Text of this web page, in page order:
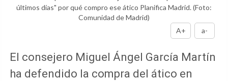
últimos días" por qué compro ese ático Planifica Madrid.(Foto:
Comunidad de Madrid)
A+
a-
El consejero Miguel Ángel García Martín
ha defendido la compra del ático en